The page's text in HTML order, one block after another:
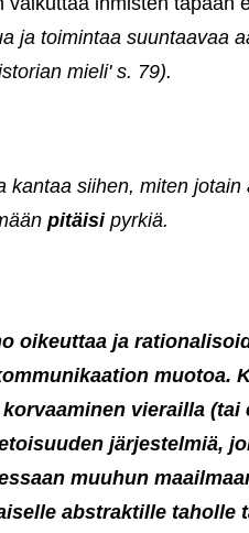
ja toimintaa suuntaavaa
mieli' s. 79).
kantaa siihen, miten jotain
pitäisi pyrkiä.
oikeuttaa ja
muotoa.
vierailla
järjestelmiä,
muuhun
abstraktille taholle